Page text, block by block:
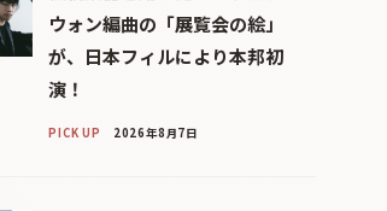
ウォン編曲の「展覧会の絵」
が、日本フィルにより本邦初
演！
PICK UP 2026年8月7日